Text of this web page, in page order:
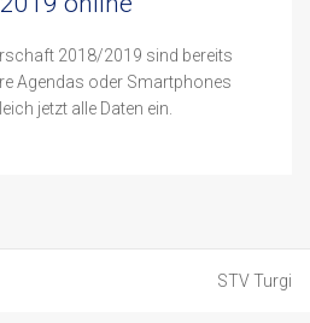
2018/2019 sind bereits
Agendas oder Smartphones
jetzt alle Daten ein.
STV Turgi